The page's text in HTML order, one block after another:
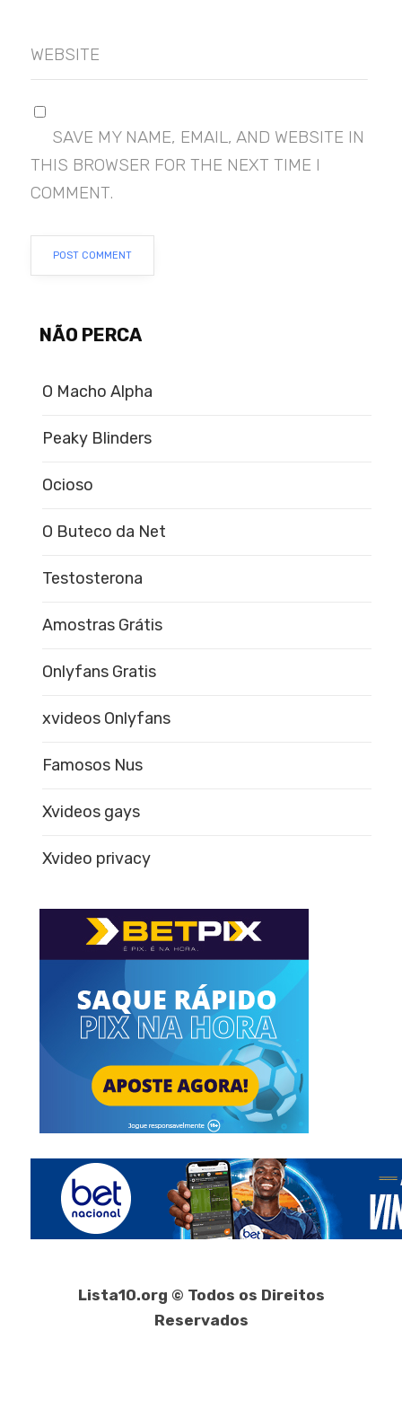
WEBSITE
SAVE MY NAME, EMAIL, AND WEBSITE IN
THIS BROWSER FOR THE NEXT TIME I
COMMENT.
NÃO PERCA
O Macho Alpha
Peaky Blinders
Ocioso
O Buteco da Net
Testosterona
Amostras Grátis
Onlyfans Gratis
xvideos Onlyfans
Famosos Nus
Xvideos gays
Xvideo privacy
Lista10.org © Todos os Direitos
Reservados